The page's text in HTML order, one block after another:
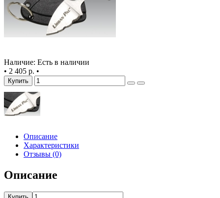
Наличие: Есть в наличии
• 2 405 р. •
Купить
Описание
Характеристики
Отзывы (0)
Описание